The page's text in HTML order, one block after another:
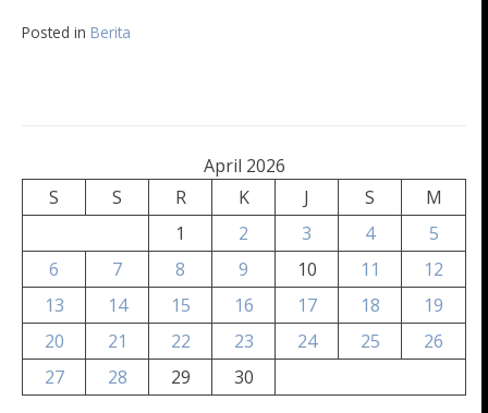
Posted in Berita
April 2026
S
S R K J S
M
1
2 3 4
5
6
7 8 9 10 11
12
13
14 15 16 17 18
19
20
21 22 23 24 25
26
27
28 29 30